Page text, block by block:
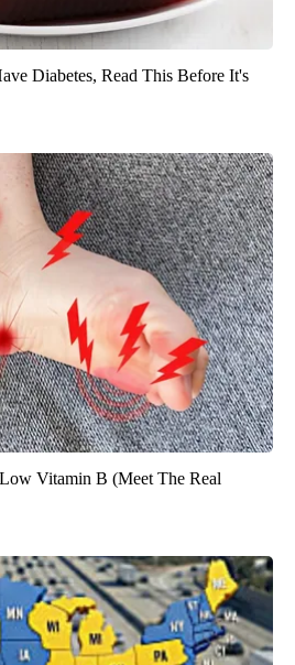
Diabetes, Read This Before It's
Vitamin B (Meet The Real